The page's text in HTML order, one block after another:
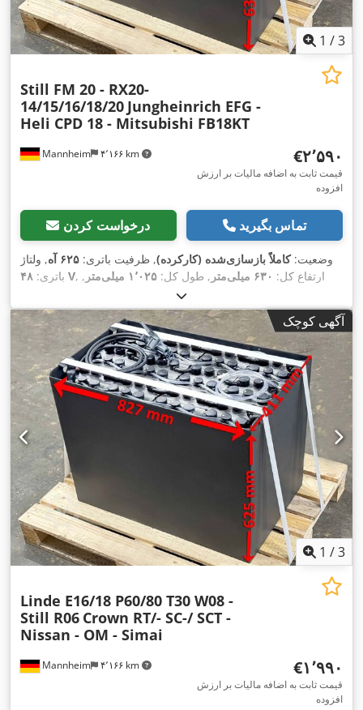
1 /3
Mannheim ۴٬۱۶۶ km
Still FM 20 - RX20-
14/15/16/18/20 Jungheinrich EFG -
Heli CPD 18 - Mitsubishi FB18KT
‎€۲٬۵۹۰
قیمت ثابت به اضافه مالیات بر ارزش
افزوده
درخواست کردن تماس بگیرید
وضعیت:کاملاً بازسازی‌شده (کارکرده), ظرفیت باتری: ۶۲۵ آه
, ولتاژ
باتری: ۴۸ V , ارتفاع کل: ۶۳۰ میلی‌متر , طول کل: ۱٬۰۲۵ میلی‌متر
,
آگهی کوچک
1 /3
Mannheim ۴٬۱۶۶ km
Linde E16/18 P60/80 T30 W08 -
Still R06 Crown RT/- SC-/ SCT -
Nissan - OM - Simai
‎€۱٬۹۹۰
قیمت ثابت به اضافه مالیات بر ارزش
افزوده